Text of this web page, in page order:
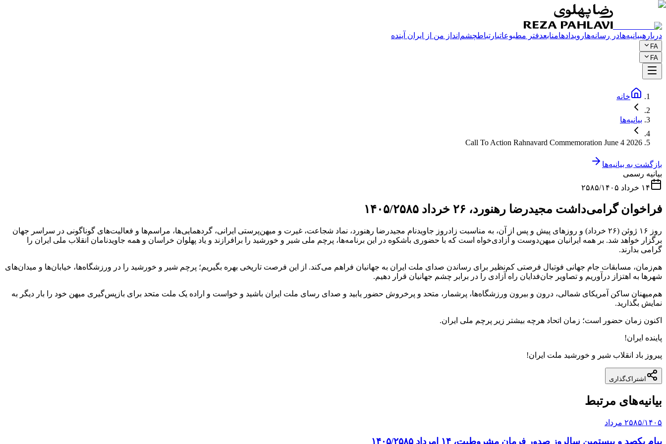
دربارهبیانیه‌هادر رسانه‌هارویدادهامنابعدفتر مطبوعاتیارتباطچشم‌انداز من از ایران آینده
FA
FA
خانه
بیانیه‌ها
Call To Action Rahnavard Commemoration June 4 2026
بازگشت به بیانیه‌ها
بیانیه رسمی
۱۴ خرداد ۲۵۸۵/۱۴۰۵
فراخوان گرامی‌داشت مجیدرضا رهنورد، ۲۶ خرداد ۱۴۰۵/۲۵۸۵
روز ۱۶ ژوئن (۲۶ خرداد) و روزهای پیش و پس از آن، به مناسبت زادروز جاویدنام مجیدرضا رهنورد، نماد شجاعت، غیرت و میهن‌پرستی ایرانی، گردهمایی‌ها، مراسم‌ها و فعالیت‌های گوناگونی در سراسر جهان
برگزار خواهد شد. بر همه ایرانیان میهن‌دوست و آزادی‌خواه است که با حضوری باشکوه در این برنامه‌ها، پرچم ملی شیر و خورشید را برافرازند و یاد پهلوان خراسان و همه جاویدنامان انقلاب ملی ایران را
گرامی بدارند.
هم‌زمان، مسابقات جام جهانی فوتبال فرصتی کم‌نظیر برای رساندن صدای ملت ایران به جهانیان فراهم می‌کند. از این فرصت تاریخی بهره بگیریم؛ پرچم شیر و خورشید را در ورزشگاه‌ها، خیابان‌ها و میدان‌های
شهرها به اهتزاز درآوریم و تصاویر جان‌فدایان راه آزادی را در برابر چشم جهانیان قرار دهیم.
هم‌میهنان ساکن آمریکای شمالی، درون و بیرون ورزشگاه‌ها، پرشمار، متحد و پرخروش حضور یابید و صدای رسای ملت ایران باشید و خواست و اراده یک ملت متحد برای بازپس‌گیری میهن خود را بار دیگر به
نمایش بگذارید.
اکنون زمان حضور است؛ زمان اتحاد هرچه بیشتر زیر پرچم ملی ایران.
پاینده ایران!
پیروز باد انقلاب شیر و خورشید ملت ایران!
اشتراک‌گذاری
بیانیه‌های مرتبط
۲۵۸۵/۱۴۰۵ مرداد
پیام یکصد و بیستمین سالروز صدور فرمان مشروطیت، ۱۴ امرداد ۱۴۰۵/۲۵۸۵